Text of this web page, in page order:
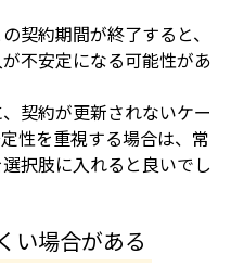
契約期間が終了すると、
不安定になる可能性があ
契約が更新されないケー
性を重視する場合は、常
択肢に入れると良いでし
い場合がある